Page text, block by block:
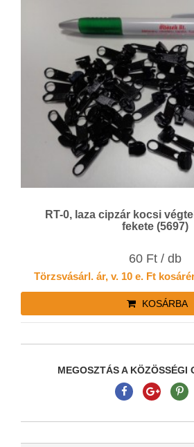
RT-0, laza cipzár kocsi
fekete (5697)
60 Ft / db
Törzsvásárl. ár, v. 10 e. Ft
KOSÁRBA
MEGOSZTÁS A KÖZÖSSÉGI